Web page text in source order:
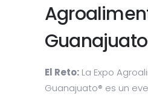
Guanajuato
El Reto: La Expo
Guanajuato® es un